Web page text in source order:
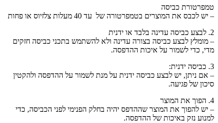
טמפרטורת כביסה
– יש לכבס את המוצרים בטמפרטורה של עד 40 מעלות צלזיוס או פחות
2. לבצע כביסה עדינה בלבד או ידנית
– מומלץ לבצע כביסה בצורה עדינה ולא להשתמש בתכני כביסה חזקים
מדי, כדי לשמור על איכות ההדפסה.
3. כביסה ידנית:
– אם ניתן, יש לבצע כביסה ידנית על מנת לשמור על ההדפסה ולהקטין
סיכון של פגיעה.
4. הפוך את המוצר
– יש להפוך את המוצר שההדפס יהיה בחלק הפנימי לפני הכביסה, כדי
למנוע נזק באיכות של ההדפסה.